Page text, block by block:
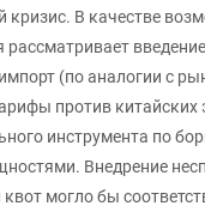
кризис. В качестве
(по аналогии с
против китайских
инструмента по
Внедрение
могло бы